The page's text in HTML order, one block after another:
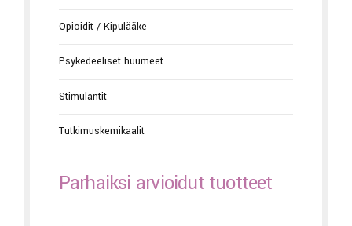
Opioidit / Kipulääke
Psykedeeliset huumeet
Stimulantit
Tutkimuskemikaalit
Parhaiksi arvioidut tuotteet